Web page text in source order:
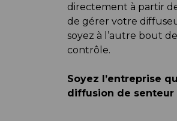
directement à partir
de gérer votre
soyez à l’autre bout
contrôle.
Soyez l’entreprise
diffusion de senteur